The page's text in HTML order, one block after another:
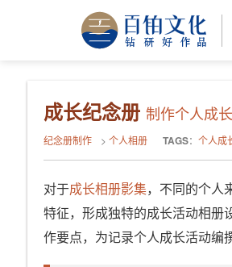
成长纪念册 制作个人成
纪念册制作 > 个人相册 TAGS： 个人成
对于成长相册影集，不同的个人
特征，形成独特的成长活动相册
作要点，为记录个人成长活动编